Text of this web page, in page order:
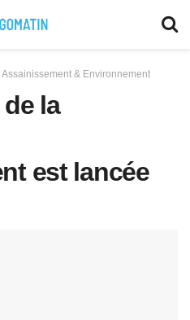
Assainissement & Environnement
de la
est lancée